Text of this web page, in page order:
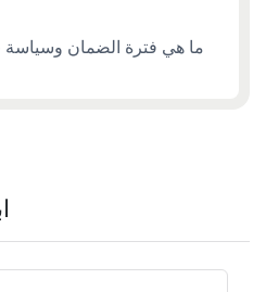
ما هي فترة الضمان وسياسة